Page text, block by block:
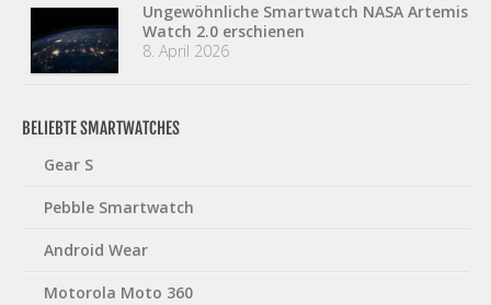
Ungewöhnliche Smartwatch NASA Artemis
Watch 2.0 erschienen
8. April 2026
BELIEBTE SMARTWATCHES
Gear S
Pebble Smartwatch
Android Wear
Motorola Moto 360